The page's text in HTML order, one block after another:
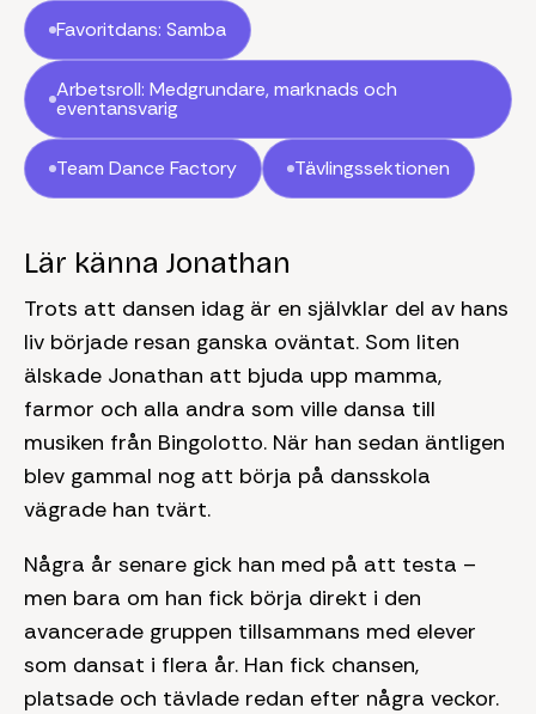
Favoritdans: Samba
Arbetsroll: Medgrundare, marknads och
eventansvarig
Team Dance Factory Tävlingssektionen
Lär känna Jonathan
Trots att dansen idag är en självklar del av hans
liv började resan ganska oväntat. Som liten
älskade Jonathan att bjuda upp mamma,
farmor och alla andra som ville dansa till
musiken från Bingolotto. När han sedan äntligen
blev gammal nog att börja på dansskola
vägrade han tvärt.
Några år senare gick han med på att testa –
men bara om han fick börja direkt i den
avancerade gruppen tillsammans med elever
som dansat i flera år. Han fick chansen,
platsade och tävlade redan efter några veckor.